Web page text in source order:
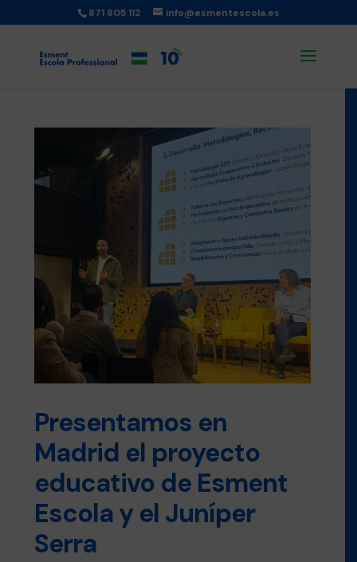
871 805 112 info@esmentescola.es
Presentamos en
Madrid el proyecto
educativo de Esment
Escola y el Juníper
Serra